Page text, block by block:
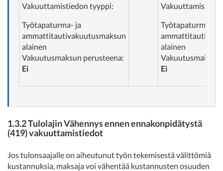
Vakuuttamistiedon tyyppi:
Työtapaturma- ja
ammattitautivakuutusmaksun
alainen
Vakuutusmaksun perusteena:
Ei
Työtapaturma- ja
alainen
Vakuutusmaksun
Ei
1.3.2 Tulolajin Vähennys ennen ennakonpidätystä
(419) vakuuttamistiedot
Jos tulonsaajalle on aiheutunut työn tekemisestä välittömiä
kustannuksia, maksaja voi vähentää kustannusten osuuden